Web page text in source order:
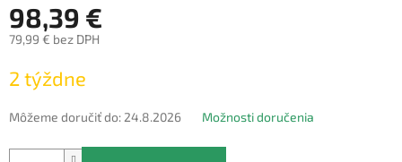
98,39 €
79,99 € bez DPH
cena:
2 týždne
Môžeme doručiť do:24.8.2026 Možnosti doručenia